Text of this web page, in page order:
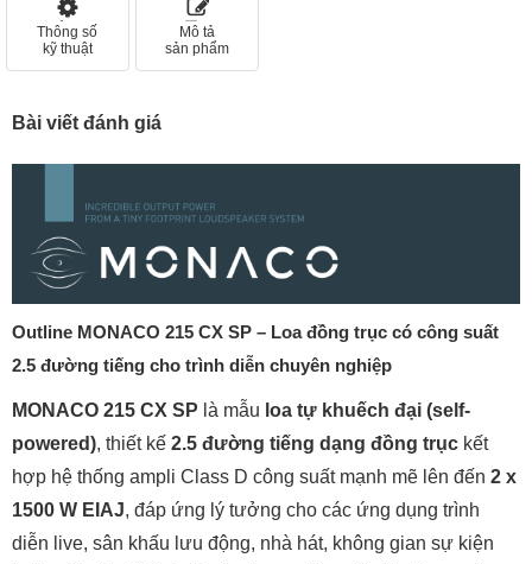
Thông số
kỹ thuật
Mô tả
sản phẩm
Bài viết đánh giá
Outline MONACO 215 CX SP – Loa đồng trục có công suất
2.5 đường tiếng cho trình diễn chuyên nghiệp
MONACO 215 CX SP là mẫu loa tự khuếch đại (self-
powered), thiết kế 2.5 đường tiếng dạng đồng trục kết
hợp hệ thống ampli Class D công suất mạnh mẽ lên đến 2 x
1500 W EIAJ, đáp ứng lý tưởng cho các ứng dụng trình
diễn live, sân khấu lưu động, nhà hát, không gian sự kiện